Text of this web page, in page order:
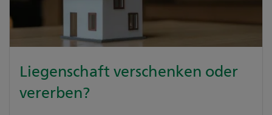
Liegenschaft verschenken oder
vererben?